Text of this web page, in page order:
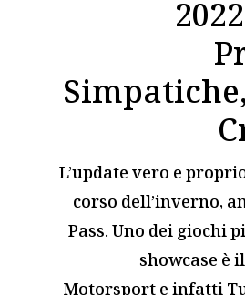
L’update vero e
corso dell’inverno,
Pass. Uno dei giochi
showcase è